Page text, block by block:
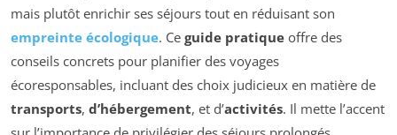
mais plutôt enrichir ses séjours tout en réduisant son
empreinte écologique. Ce guide pratique offre des
conseils concrets pour planifier des voyages
écoresponsables, incluant des choix judicieux en matière de
transports, d’hébergement, et d’activités. Il mette l’accent